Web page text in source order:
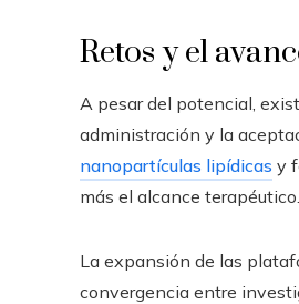
Retos y el
A pesar del potencial,
administración y la
nanopartículas lipídicas y
más el alcance terapéutico.
La expansión de las
convergencia entre